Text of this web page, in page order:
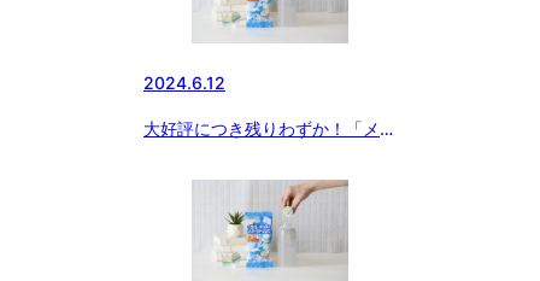
2024.6.12
大好評につき残りわずか！「メロ
ドリンク」をお得にゲットするチ
ャンス！！今だけ黒酢ドリンクの
おまけ付き！！！